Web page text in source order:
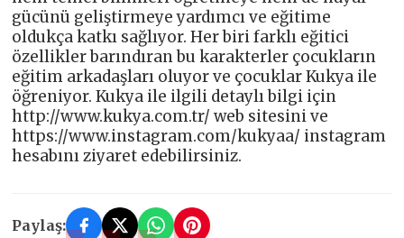
gücünü geliştirmeye yardımcı ve eğitime
oldukça katkı sağlıyor. Her biri farklı eğitici
özellikler barındıran bu karakterler çocukların
eğitim arkadaşları oluyor ve çocuklar Kukya ile
öğreniyor. Kukya ile ilgili detaylı bilgi için
http://www.kukya.com.tr/ web sitesini ve
https://www.instagram.com/kukyaa/ instagram
hesabını ziyaret edebilirsiniz.
Paylaş: